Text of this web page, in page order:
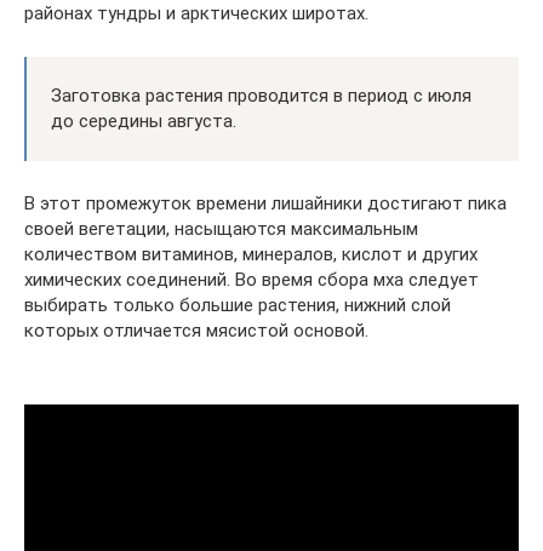
районах тундры и арктических широтах.
Заготовка растения проводится в период с июля
до середины августа.
В этот промежуток времени лишайники достигают пика
своей вегетации, насыщаются максимальным
количеством витаминов, минералов, кислот и других
химических соединений. Во время сбора мха следует
выбирать только большие растения, нижний слой
которых отличается мясистой основой.